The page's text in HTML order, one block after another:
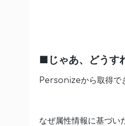
■じゃあ、どうす
Personizeから取得で
なぜ属性情報に基づ